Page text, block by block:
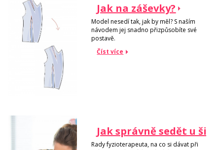
Jak na záševky?
Model nesedí tak, jak by měl? S naším
návodem jej snadno přizpůsobíte své
postavě.
Číst více
Jak správně sedět u
Rady fyzioterapeuta, na co si dávat při